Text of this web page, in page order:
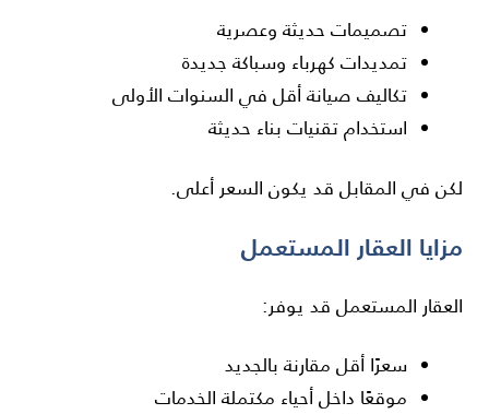
تصميمات حديثة وعصرية
تمديدات كهرباء وسباكة جديدة
تكاليف صيانة أقل في السنوات الأولى
استخدام تقنيات بناء حديثة
لكن في المقابل قد يكون السعر أعلى.
مزايا العقار المستعمل
العقار المستعمل قد يوفر:
سعرًا أقل مقارنة بالجديد
موقعًا داخل أحياء مكتملة الخدمات